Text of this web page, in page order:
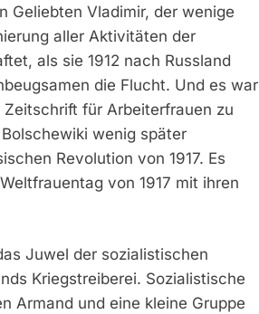
Geliebten Vladimir, der wenige
aller Aktivitäten der
als sie 1912 nach Russland
die Flucht. Und es war
für Arbeiterfrauen zu
wenig später
Revolution von 1917. Es
von 1917 mit ihren
Juwel der sozialistischen
Kriegstreiberei. Sozialistische
Armand und eine kleine Gruppe